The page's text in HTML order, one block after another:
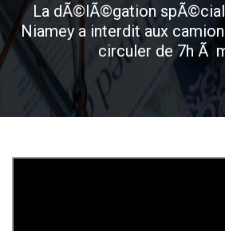
La dÃ©lÃ©gation
Niamey a interdit aux
circuler de 7h Ã